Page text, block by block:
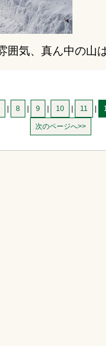
囲気、真ん中の山
8 9 10 11
次のページへ>>